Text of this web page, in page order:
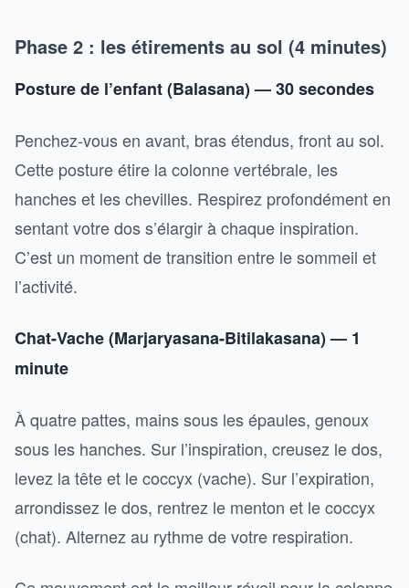
Phase 2 : les étirements au sol (4 minutes)
Posture de l’enfant (Balasana) — 30 secondes
Penchez-vous en avant, bras étendus, front au sol.
Cette posture étire la colonne vertébrale, les
hanches et les chevilles. Respirez profondément en
sentant votre dos s’élargir à chaque inspiration.
C’est un moment de transition entre le sommeil et
l’activité.
Chat-Vache (Marjaryasana-Bitilakasana) — 1
minute
À quatre pattes, mains sous les épaules, genoux
sous les hanches. Sur l’inspiration, creusez le dos,
levez la tête et le coccyx (vache). Sur l’expiration,
arrondissez le dos, rentrez le menton et le coccyx
(chat). Alternez au rythme de votre respiration.